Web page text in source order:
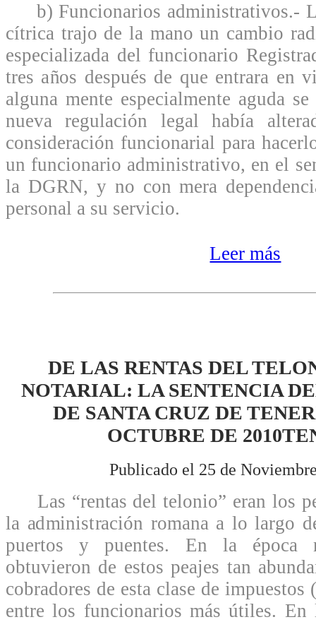
b) Funcionarios administrativos.-
cítrica trajo de la mano un cambio
especializada del funcionario
tres años después de que entrara en
alguna mente especialmente aguda
nueva regulación legal había
consideración funcionarial para
un funcionario administrativo, en el
la DGRN, y no con mera
personal a su servicio.
Leer más
DE LAS RENTAS DEL
NOTARIAL: LA SENTENCIA
DE SANTA CRUZ DE
OCTUBRE DE
Publicado el 25 de
Las “rentas del telonio” eran los
la administración romana a lo largo
puertos y puentes. En la época
obtuvieron de estos peajes tan
cobradores de esta clase de
entre los funcionarios más útiles.